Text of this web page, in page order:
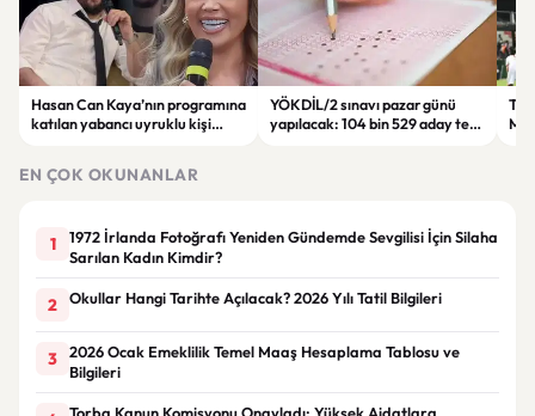
Hasan Can Kaya’nın programına
katılan yabancı uyruklu kişi
YÖKDİL/2 sınavı pazar günü
yapılacak: 104 bin 529 aday ter
EN ÇOK OKUNANLAR
1
1972 İrlanda Fotoğrafı Yeniden Gündemde Sevgilisi İçin Silaha
Sarılan Kadın Kimdir?
2 Okullar Hangi Tarihte Açılacak? 2026 Yılı Tatil Bilgileri
3
2026 Ocak Emeklilik Temel Maaş Hesaplama Tablosu ve
Bilgileri
Torba Kanun Komisyonu Onayladı: Yüksek Aidatlara